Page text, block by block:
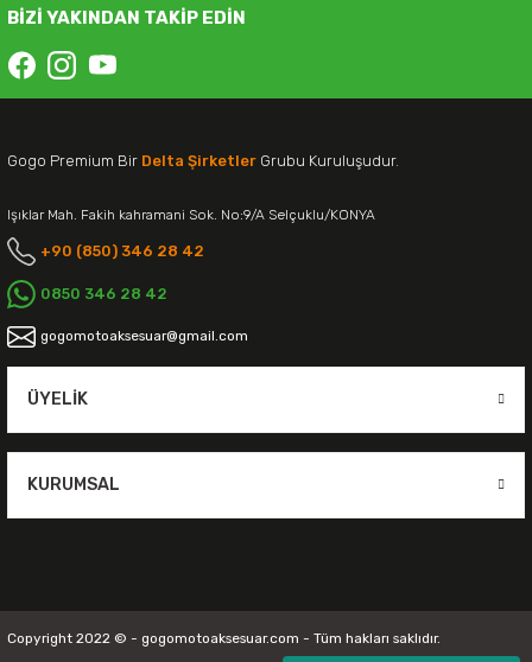
BİZİ YAKINDAN TAKİP EDİN
Gogo Premium Bir Delta Şirketler Grubu Kuruluşudur.
Işıklar Mah. Fakih kahramani Sok. No:9/A Selçuklu/KONYA
+90 (850) 346 28 42
0850 346 28 42
gogomotoaksesuar@gmail.com
ÜYELIK
KURUMSAL
Copyright 2022 © - gogomotoaksesuar.com - Tüm hakları saklıdır.